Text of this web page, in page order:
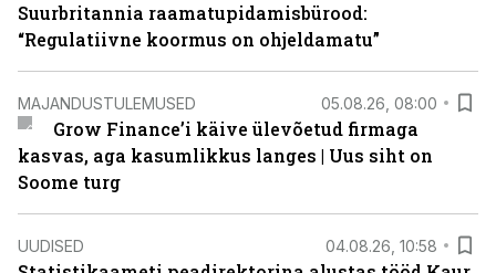
Suurbritannia raamatupidamisbürood:
“Regulatiivne koormus on ohjeldamatu”
MAJANDUSTULEMUSED 05.08.26, 08:00
Grow Finance’i käive ülevõetud firmaga
kasvas, aga kasumlikkus langes | Uus siht on
Soome turg
UUDISED 04.08.26, 10:58